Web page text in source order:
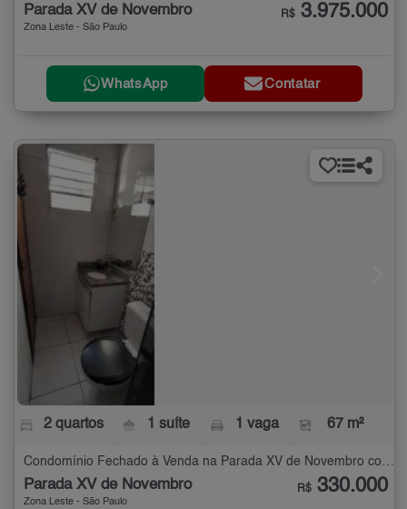
Parada XV de Novembro
Zona Leste - São Paulo
R$ 3.975.000
WhatsApp Contatar
2 quartos 1 suíte 1 vaga 67 m²
Condomínio Fechado à Venda na Parada XV de Novembro com 2 quartos - 67 m²
Parada XV de Novembro
Zona Leste - São Paulo
R$ 330.000